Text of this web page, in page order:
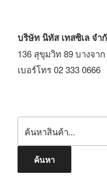
บริษัท นิทัส เทสซิเล จำ
136 สุขุมวิท 89 บางจา
เบอร์โทร 02 333 0666
ค้นหา